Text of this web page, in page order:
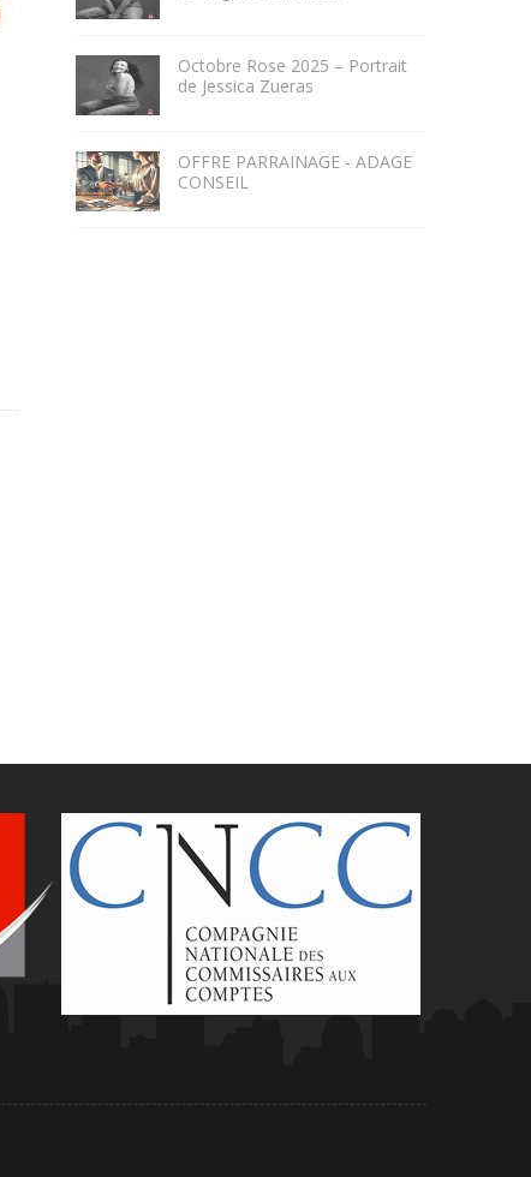
Octobre Rose 2025 – Portrait
de Jessica Zueras
OFFRE PARRAINAGE - ADAGE
CONSEIL